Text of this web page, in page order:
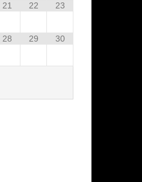
21 22 23
28 29 30